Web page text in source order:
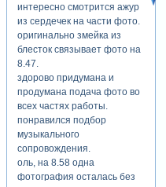
интересно смотрится ажур
из сердечек на части фото.
оригинально змейка из
блесток связывает фото на
8.47.
здорово придумана и
продумана подача фото во
всех частях работы.
понравился подбор
музыкального
сопровождения.
оль, на 8.58 одна
фотография осталась без